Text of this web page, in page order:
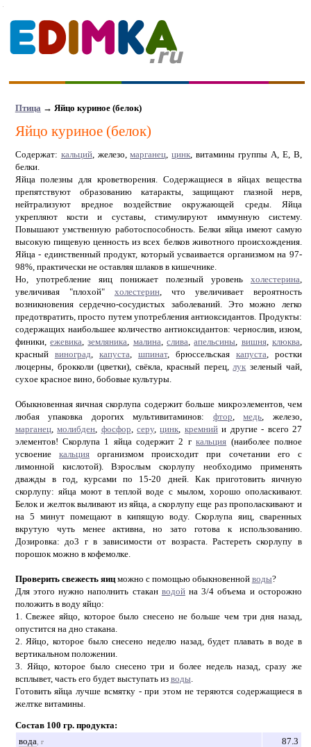
Птица → Яйцо куриное (белок)
Яйцо куриное (белок)
Содержат: кальций, железо,марганец ,цинк , витамины группы A, E, В,
белки.
Яйца полезны для кроветворения. Содержащиеся в яйцах вещества
препятствуют образованию катаракты, защищают глазной нерв,
нейтрализуют вредное воздействие окружающей среды. Яйца
укрепляют кости и суставы, стимулируют иммунную систему.
Повышают умственную работоспособность. Белки яйца имеют самую
высокую пищевую ценность из всех белков животного происхождения.
Яйца - единственный продукт, который усваивается организмом на 97-
98%, практически не оставляя шлаков в кишечнике.
Но, употребление яиц понижает полезный уровень холестерина
увеличивая "плохой" холестерин, что увеличивает вероятность
возникновения сердечно-сосудистых заболеваний. Это можно легко
предотвратить, просто путем употребления антиоксидантов. Продукты:
содержащих наибольшее количество антиоксидантов: чернослив, изюм,
финики,ежевика ,земляника малина ,слива ,апельсины вишня, клюква
красный виноград капуста шпинат, брюссельская капуста , ростки
люцерны, брокколи (цветки), свёкла, красный перец, лук зеленый чай,
сухое красное вино, бобовые культуры.
Обыкновенная яичная скорлупа содержит больше микроэлементов, чем
любая упаковка дорогих мультивитаминов: фтор ,медь , железо,
марганец,молибден фосфор ,серу,цинк кремнийи другие - всего 27
элементов! Скорлупа 1 яйца содержит 2 гкальция (наиболее полное
усвоение кальцияорганизмом происходит при сочетании его с
лимонной кислотой). Взрослым скорлупу необходимо применять
дважды в год, курсами по 15-20 дней. Как приготовить яичную
скорлупу: яйца моют в теплой воде с мылом, хорошо ополаскивают.
Белок и желток выливают из яйца, а скорлупу еще раз прополаскивают и
на 5 минут помещают в кипящую воду. Скорлупа яиц, сваренных
вкрутую чуть менее активна, но зато готова к использованию.
Дозировка: до3 г в зависимости от возраста. Растереть скорлупу в
порошок можно в кофемолке.
Проверить свежесть яицможно с помощью обыкновенной воды?
Для этого нужно наполнить стакан водойна 3/4 объема и осторожно
положить в воду яйцо:
1. Свежее яйцо, которое было снесено не больше чем три дня назад,
опустится на дно стакана.
2. Яйцо, которое было снесено неделю назад, будет плавать в воде в
вертикальном положении.
3. Яйцо, которое было снесено три и более недель назад, сразу же
всплывет, часть его будет выступать из воды.
Готовить яйца лучше всмятку - при этом не теряются содержащиеся в
желтке витамины.
Состав 100 гр. продукта:
вода , г
87.3